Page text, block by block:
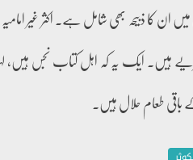
کا ذبیحہ بھی شامل ہے۔ اکثر غیر
ہیں۔ ایک یہ کہ اہل کتاب نجس ہیں،
طعام حلال ہیں۔